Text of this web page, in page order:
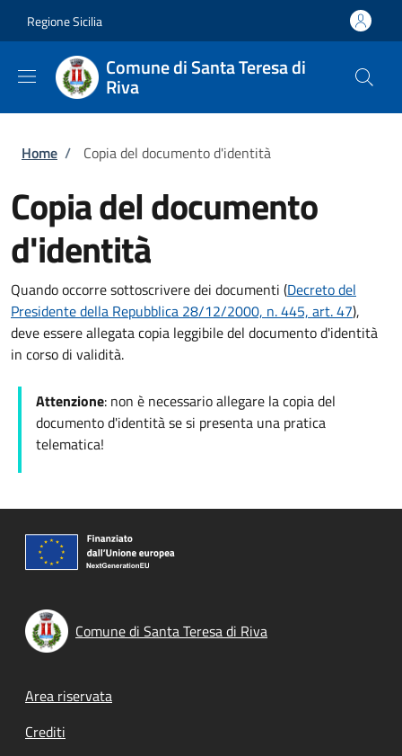
Regione Sicilia
Comune di Santa Teresa di
Riva
Briciole di pane
Home / Copia del documento d'identità
Copia del documento
d'identità
Quando occorre sottoscrivere dei documenti (Decreto del
Presidente della Repubblica 28/12/2000, n. 445, art. 47),
deve essere allegata copia leggibile del documento d'identità
in corso di validità.
Attenzione: non è necessario allegare la copia del
documento d'identità se si presenta una pratica
telematica!
Comune di Santa Teresa di Riva
Footer menu
Area riservata
Crediti